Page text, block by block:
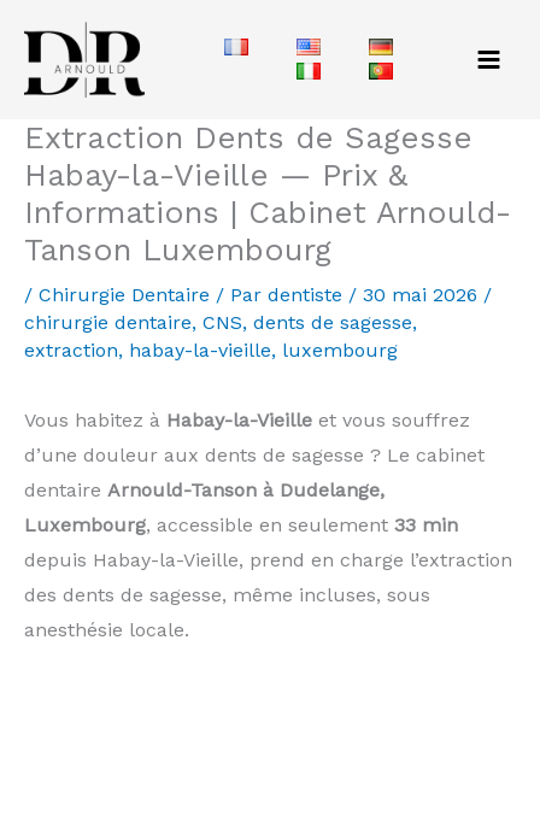
contenu
Extraction Dents de Sagesse
Habay-la-Vieille — Prix &
Informations | Cabinet Arnould-
Tanson Luxembourg
/ Chirurgie Dentaire / Par dentiste / 30 mai 2026 /
chirurgie dentaire, CNS, dents de sagesse,
extraction, habay-la-vieille, luxembourg
Vous habitez à Habay-la-Vieille et vous souffrez
d’une douleur aux dents de sagesse ? Le cabinet
dentaire Arnould-Tanson à Dudelange,
Luxembourg, accessible en seulement 33 min
depuis Habay-la-Vieille, prend en charge l’extraction
des dents de sagesse, même incluses, sous
anesthésie locale.